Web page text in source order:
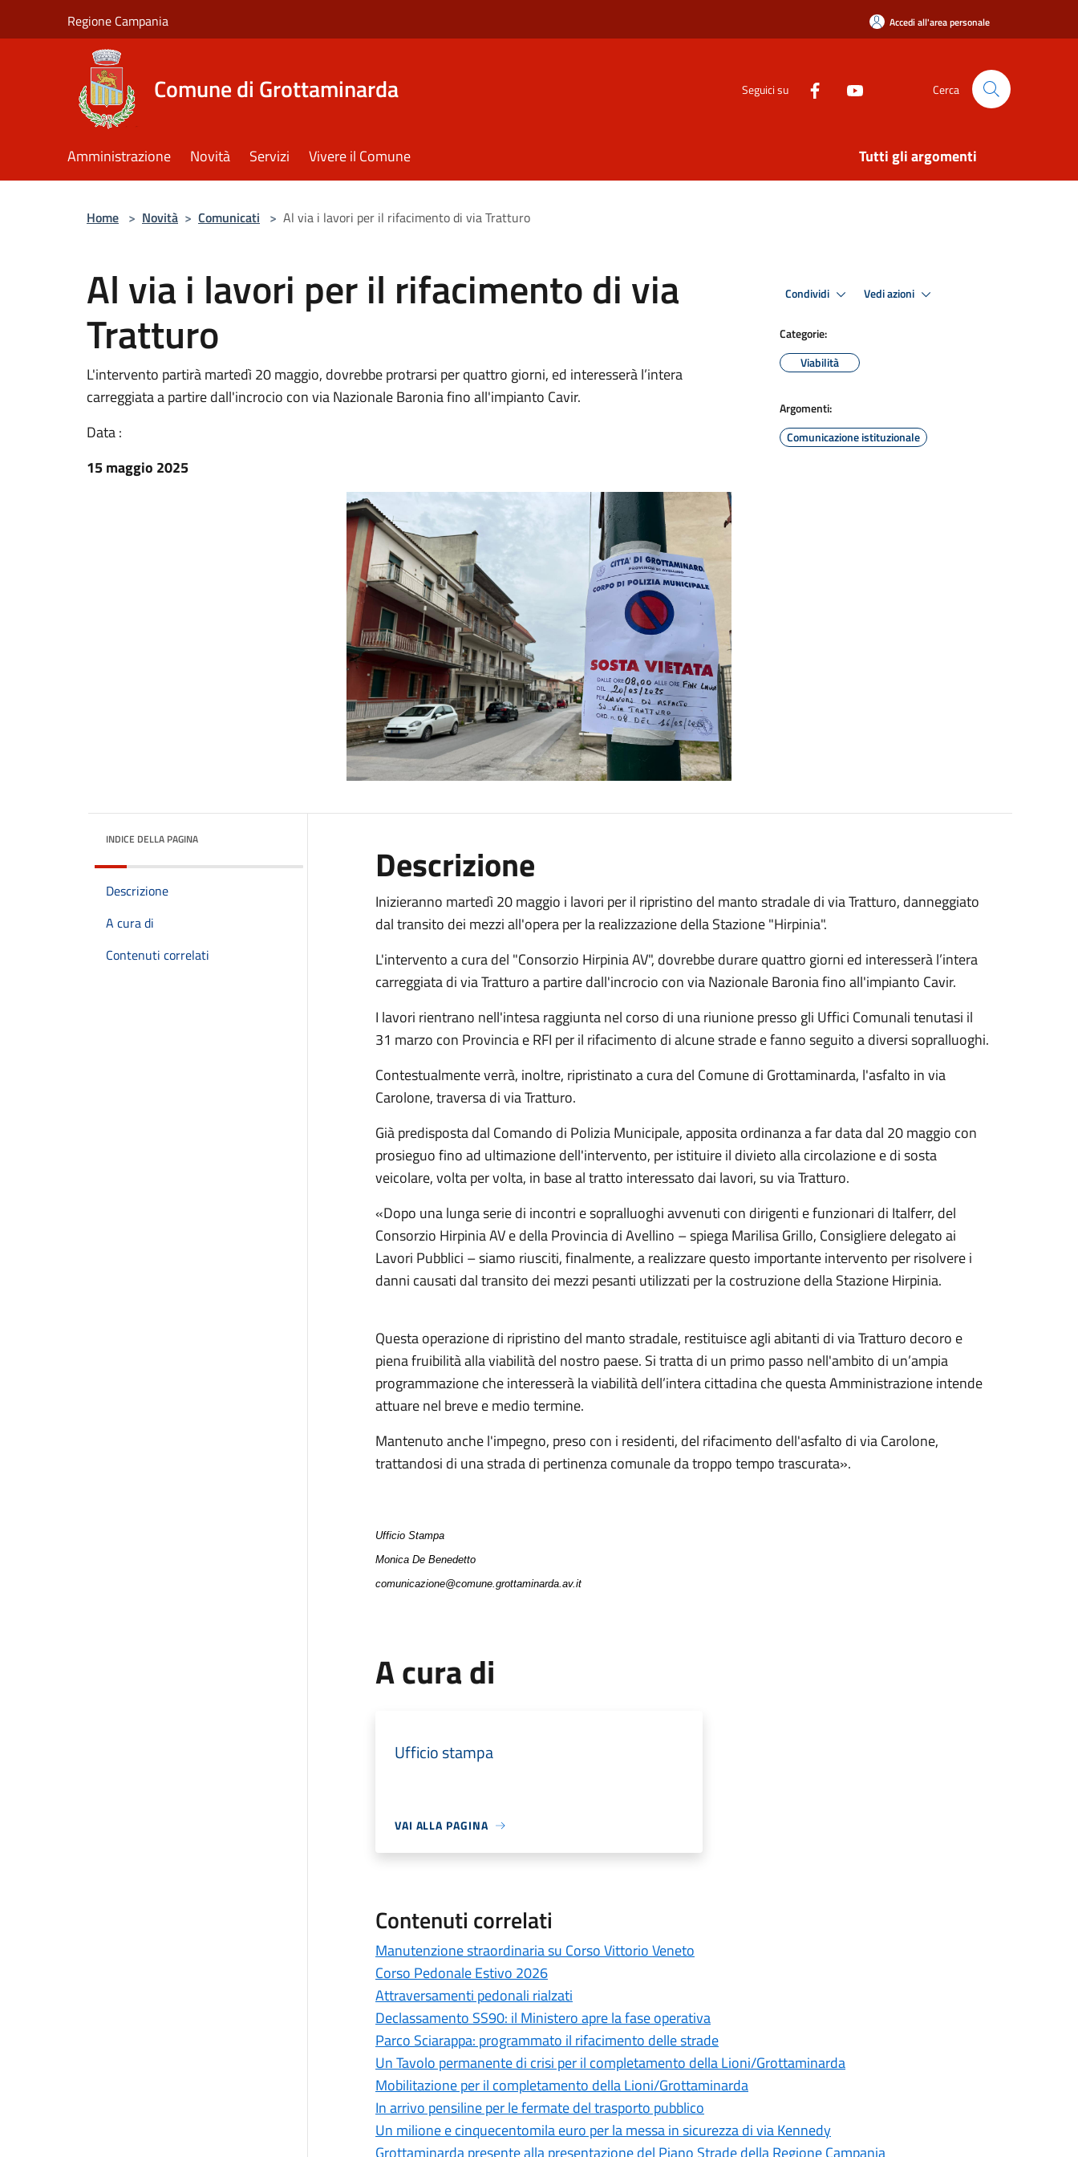
Regione Campania Accedi all'area personale
Comune di Grottaminarda Seguici su Cerca
Amministrazione Novità Servizi Vivere il Comune Tutti gli argomenti
Home > Novità > Comunicati > Al via i lavori per il rifacimento di via Tratturo
Al via i lavori per il rifacimento di via
Tratturo
L'intervento partirà martedì 20 maggio, dovrebbe protrarsi per quattro giorni, ed interesserà l’intera
carreggiata a partire dall'incrocio con via Nazionale Baronia fino all'impianto Cavir.
Data :
15 maggio 2025
Condividi Vedi azioni
Categorie:
Viabilità
Argomenti:
Comunicazione istituzionale
INDICE DELLA PAGINA
Descrizione
A cura di
Contenuti correlati
Descrizione
Inizieranno martedì 20 maggio i lavori per il ripristino del manto stradale di via Tratturo, danneggiato
dal transito dei mezzi all'opera per la realizzazione della Stazione "Hirpinia".
L'intervento a cura del "Consorzio Hirpinia AV", dovrebbe durare quattro giorni ed interesserà l’intera
carreggiata di via Tratturo a partire dall'incrocio con via Nazionale Baronia fino all'impianto Cavir.
I lavori rientrano nell'intesa raggiunta nel corso di una riunione presso gli Uffici Comunali tenutasi il
31 marzo con Provincia e RFI per il rifacimento di alcune strade e fanno seguito a diversi sopralluoghi.
Contestualmente verrà, inoltre, ripristinato a cura del Comune di Grottaminarda, l'asfalto in via
Carolone, traversa di via Tratturo.
Già predisposta dal Comando di Polizia Municipale, apposita ordinanza a far data dal 20 maggio con
prosieguo fino ad ultimazione dell'intervento, per istituire il divieto alla circolazione e di sosta
veicolare, volta per volta, in base al tratto interessato dai lavori, su via Tratturo.
«Dopo una lunga serie di incontri e sopralluoghi avvenuti con dirigenti e funzionari di Italferr, del
Consorzio Hirpinia AV e della Provincia di Avellino – spiega Marilisa Grillo, Consigliere delegato ai
Lavori Pubblici – siamo riusciti, finalmente, a realizzare questo importante intervento per risolvere i
danni causati dal transito dei mezzi pesanti utilizzati per la costruzione della Stazione Hirpinia.
Questa operazione di ripristino del manto stradale, restituisce agli abitanti di via Tratturo decoro e
piena fruibilità alla viabilità del nostro paese. Si tratta di un primo passo nell'ambito di un’ampia
programmazione che interesserà la viabilità dell’intera cittadina che questa Amministrazione intende
attuare nel breve e medio termine.
Mantenuto anche l'impegno, preso con i residenti, del rifacimento dell'asfalto di via Carolone,
trattandosi di una strada di pertinenza comunale da troppo tempo trascurata».
Ufficio Stampa
Monica De Benedetto
comunicazione@comune.grottaminarda.av.it
A cura di
Ufficio stampa
VAI ALLA PAGINA
Contenuti correlati
Manutenzione straordinaria su Corso Vittorio Veneto
Corso Pedonale Estivo 2026
Attraversamenti pedonali rialzati
Declassamento SS90: il Ministero apre la fase operativa
Parco Sciarappa: programmato il rifacimento delle strade
Un Tavolo permanente di crisi per il completamento della Lioni/Grottaminarda
Mobilitazione per il completamento della Lioni/Grottaminarda
In arrivo pensiline per le fermate del trasporto pubblico
Un milione e cinquecentomila euro per la messa in sicurezza di via Kennedy
Grottaminarda presente alla presentazione del Piano Strade della Regione Campania